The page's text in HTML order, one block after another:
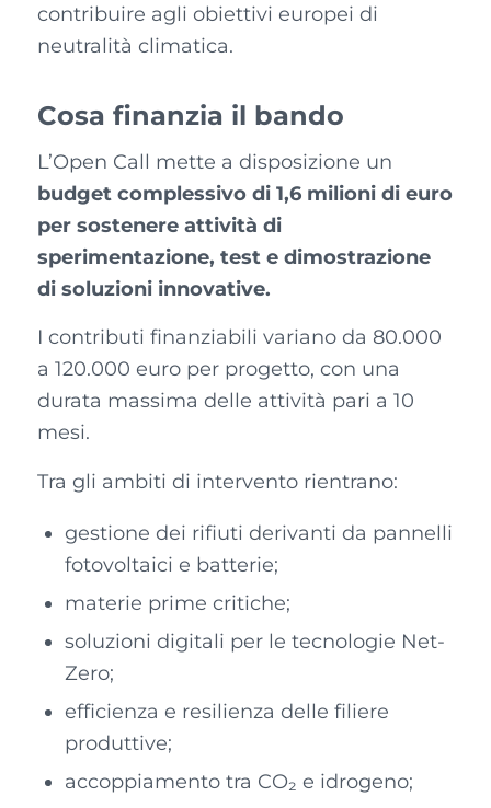
contribuire agli obiettivi europei di
neutralità climatica.
Cosa finanzia il bando
L’Open Call mette a disposizione un
budget complessivo di 1,6 milioni di euro
per sostenere attività di
sperimentazione, test e dimostrazione
di soluzioni innovative.
I contributi finanziabili variano da 80.000
a 120.000 euro per progetto, con una
durata massima delle attività pari a 10
mesi.
Tra gli ambiti di intervento rientrano:
gestione dei rifiuti derivanti da pannelli
fotovoltaici e batterie;
materie prime critiche;
soluzioni digitali per le tecnologie Net-
Zero;
efficienza e resilienza delle filiere
produttive;
accoppiamento tra CO₂ e idrogeno;